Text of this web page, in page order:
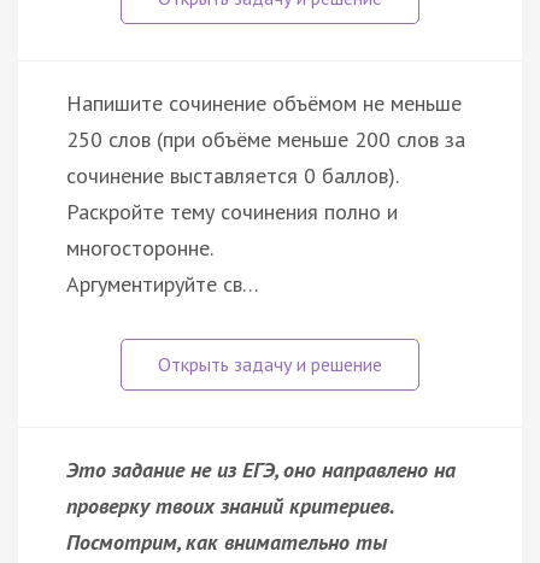
Напишите сочинение объёмом не меньше
250 слов (при объёме меньше 200 слов за
сочинение выставляется 0 баллов).
Раскройте тему сочинения полно и
многосторонне.
Аргументируйте св…
Это задание не из ЕГЭ, оно направлено на
проверку твоих знаний критериев.
Посмотрим, как внимательно ты